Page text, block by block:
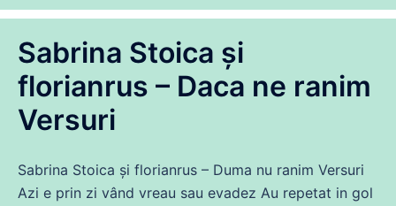
Sabrina Stoica și
florianrus – Daca ne ranim
Versuri
Sabrina Stoica și florianrus – Duma nu ranim Versuri
Azi e prin zi vând vreau sau evadez Au repetat in gol